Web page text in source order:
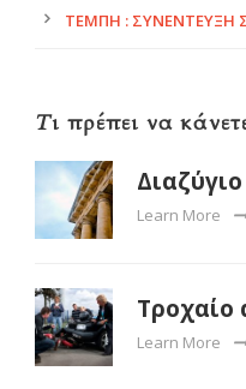
ΤΈΜΠΗ : ΣΥΝΈΝΤΕΥΞΗ
Τι πρέπει να
Learn More
Τροχαίο
Learn More